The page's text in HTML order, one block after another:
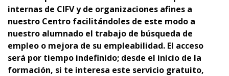
internas de CIFV y de organizaciones afines a
nuestro Centro facilitándoles de este modo a
nuestro alumnado el trabajo de búsqueda de
empleo o mejora de su empleabilidad. El acceso
será por tiempo indefinido; desde el inicio de la
formación, si te interesa este servicio gratuito,